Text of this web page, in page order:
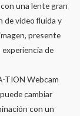
una lente gran
de video fluida y
presente
de
TION Webcam
cambiar
con un